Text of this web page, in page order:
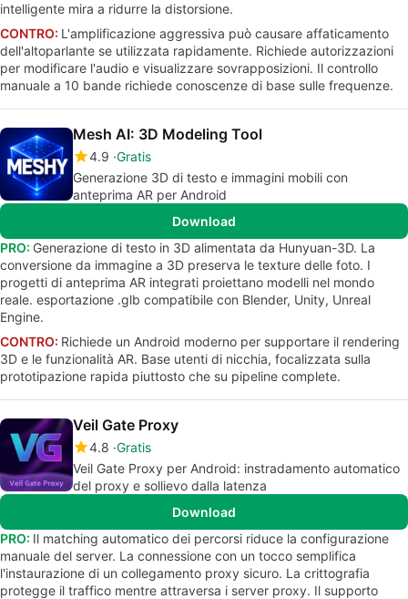
intelligente mira a ridurre la distorsione.
CONTRO: L'amplificazione aggressiva può causare affaticamento
dell'altoparlante se utilizzata rapidamente. Richiede autorizzazioni
per modificare l'audio e visualizzare sovrapposizioni. Il controllo
manuale a 10 bande richiede conoscenze di base sulle frequenze.
Mesh AI: 3D Modeling Tool
4.9 Gratis
Generazione 3D di testo e immagini mobili con
anteprima AR per Android
Download
PRO: Generazione di testo in 3D alimentata da Hunyuan-3D. La
conversione da immagine a 3D preserva le texture delle foto. I
progetti di anteprima AR integrati proiettano modelli nel mondo
reale. esportazione .glb compatibile con Blender, Unity, Unreal
Engine.
CONTRO: Richiede un Android moderno per supportare il rendering
3D e le funzionalità AR. Base utenti di nicchia, focalizzata sulla
prototipazione rapida piuttosto che su pipeline complete.
Veil Gate Proxy
4.8 Gratis
Veil Gate Proxy per Android: instradamento automatico
del proxy e sollievo dalla latenza
Download
PRO: Il matching automatico dei percorsi riduce la configurazione
manuale del server. La connessione con un tocco semplifica
l'instaurazione di un collegamento proxy sicuro. La crittografia
protegge il traffico mentre attraversa i server proxy. Il supporto